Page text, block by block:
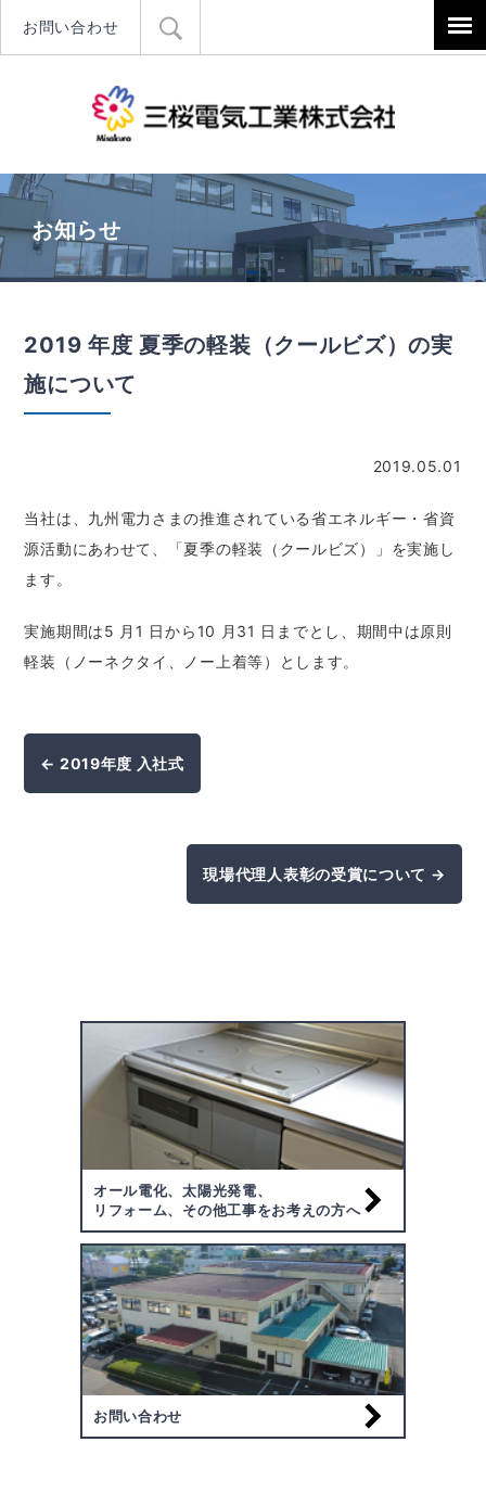
お問い合わせ
お知らせ
2019 年度 夏季の軽装（クールビズ）の実
施について
2019.05.01
当社は、九州電力さまの推進されている省エネルギー・省資
源活動にあわせて、「夏季の軽装（クールビズ）」を実施し
ます。
実施期間は5 月1 日から10 月31 日までとし、期間中は原則
軽装（ノーネクタイ、ノー上着等）とします。
← 2019年度 入社式
現場代理人表彰の受賞について →
オール電化、太陽光発電、
リフォーム、その他工事をお考えの方へ
お問い合わせ